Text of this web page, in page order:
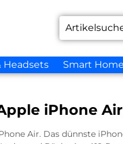
Headsets Smart Home
iPhone Air
Air. Das dünnste